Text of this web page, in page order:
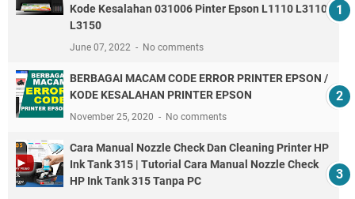
Kode Kesalahan 031006 Pinter Epson L1110 L3110
L3150
June 07, 2022 No comments
BERBAGAI MACAM CODE ERROR PRINTER EPSON /
KODE KESALAHAN PRINTER EPSON
November 25, 2020 No comments
Cara Manual Nozzle Check Dan Cleaning Printer HP
Ink Tank 315 | Tutorial Cara Manual Nozzle Check
HP Ink Tank 315 Tanpa PC